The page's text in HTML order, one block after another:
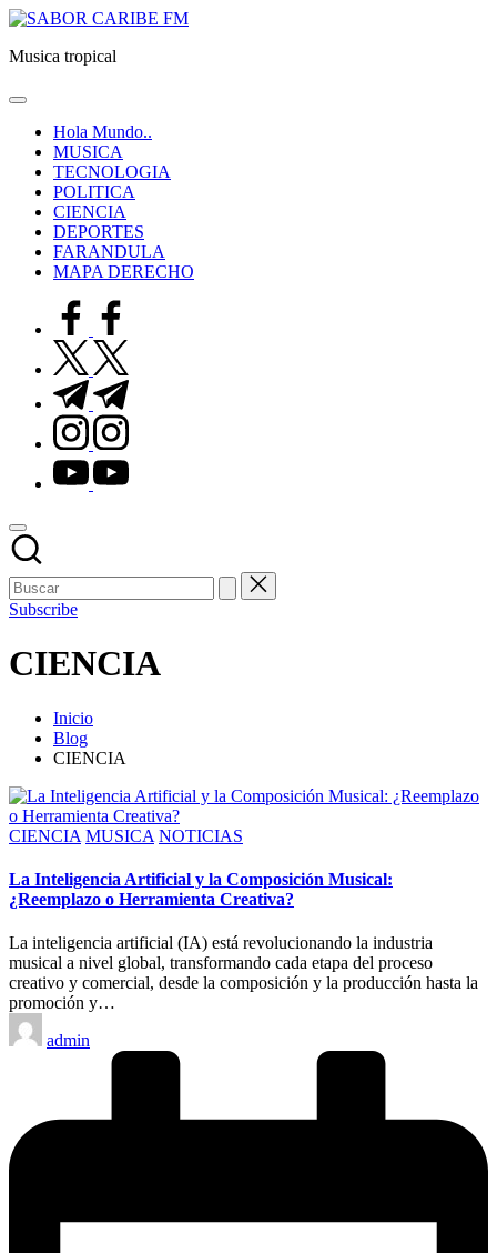
Saltar
contenido
SABOR
Musica tropical
Hola Mundo..
MUSICA
TECNOLOGIA
POLITICA
CIENCIA
DEPORTES
FARANDULA
MAPA DERECHO
facebook.com
twitter.com
t.me
instagram.com
youtube.com
Subscribe
CIENCIA
Inicio
Blog
CIENCIA
Publicado
CIENCIA MUSICA NOTICIAS
La Inteligencia Artificial y la Composición Musical:
¿Reemplazo o Herramienta Creativa?
La inteligencia artificial (IA) está revolucionando la industria
musical a nivel global, transformando cada etapa del proceso
creativo y comercial, desde la composición y la producción hasta la
promoción y…
Publicado
por
admin